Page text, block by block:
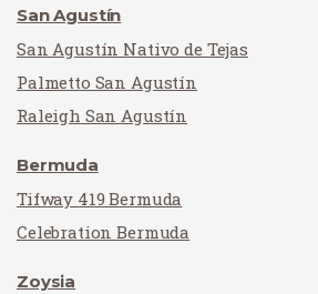
San Agustín
San Agustín Nativo de Tejas
Palmetto San Agustín
Raleigh San Agustín
Bermuda
Tifway 419 Bermuda
Celebration Bermuda
Zoysia